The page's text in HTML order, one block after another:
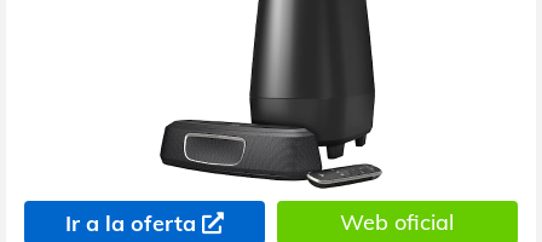
Ir a la oferta Web oficial